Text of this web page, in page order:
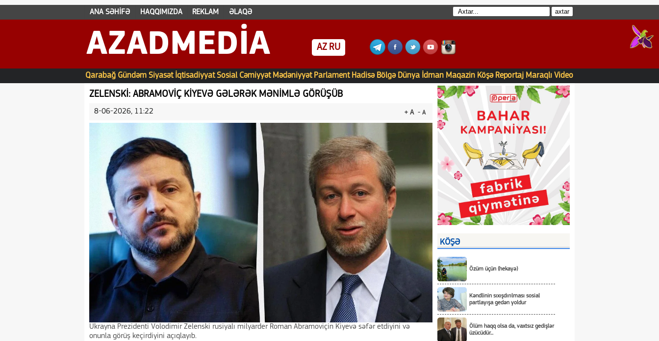
ANA SƏHİFƏ HAQQIMIZDA REKLAM ƏLAQƏ
AZADMEDIA AZ RU
Qarabağ Gündəm Siyasət İqtisadiyyat Sosial Cəmiyyət Mədəniyyət Parlament Hadisə Bölgə Dünya İdman Maqazin Köşə Reportaj Maraqlı Video
ZELENSKİ: ABRAMOVİÇ KİYEVƏ GƏLƏRƏK MƏNİMLƏ GÖRÜŞÜB
+ A - A
8-06-2026, 11:22
Ukrayna Prezidenti Volodimir Zelenski rusiyalı milyarder Roman Abramoviçin Kiyevə səfər etdiyini və
onunla görüş keçirdiyini açıqlayıb.
KÖŞƏ
Özüm üçün (hekayə)
Kəndlinin sıxışdırılması sosial
partlayışa gedən yoldur
Ölüm haqq olsa da, vaxtsız gedişlər
üzücüdür...